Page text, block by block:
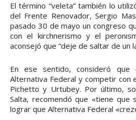
El término “veleta” también lo
del Frente Renovador, Sergio
pasado 30 de mayo un congreso
con el kirchnerismo y el
aconsejó que “deje de saltar de un
En ese sentido, consideró que
Alternativa Federal y competir con
Pichetto y Urtubey. Por último,
Salta, recomendó que «tiene que
lograr que Alternativa Federal